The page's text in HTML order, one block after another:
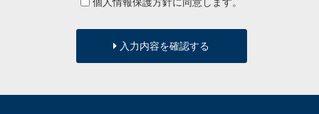
個人の利益を侵害する可能性が高い機微な情報は、本人の
個人情報保護方針に同意します。
入力内容を確認する